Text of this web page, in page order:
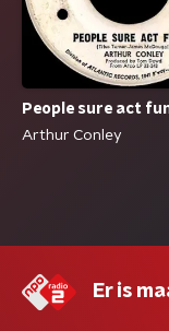
People sure act
Arthur Conley
Er is